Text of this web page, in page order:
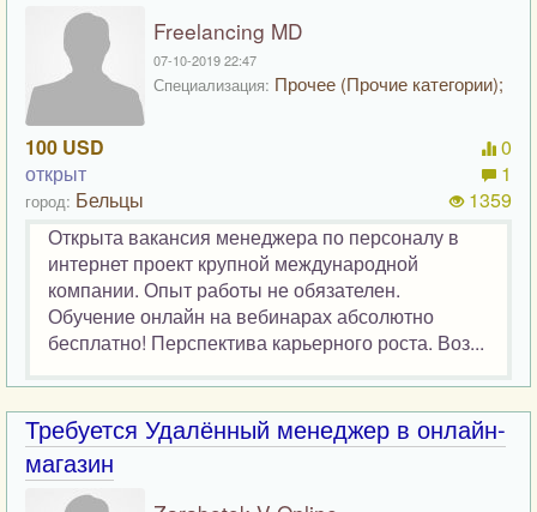
Freelancing MD
07-10-2019 22:47
Специализация: Прочее (Прочие категории);
100 USD
открыт
город: Бельцы
0
1
1359
Открыта вакансия менеджера по персоналу в
интернет проект крупной международной
компании. Опыт работы не обязателен.
Обучение онлайн на вебинарах абсолютно
бесплатно! Перспектива карьерного роста. Воз...
Требуется Удалённый менеджер в онлайн-
магазин